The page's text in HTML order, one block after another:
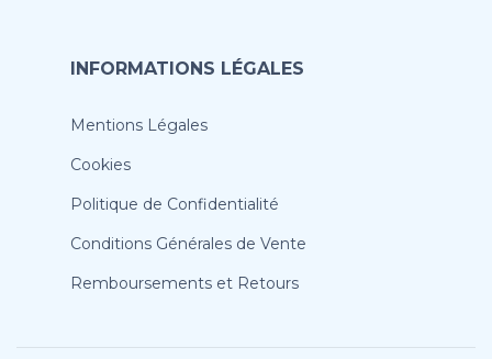
INFORMATIONS LÉGALES
Mentions Légales
Cookies
Politique de Confidentialité
Conditions Générales de Vente
Remboursements et Retours